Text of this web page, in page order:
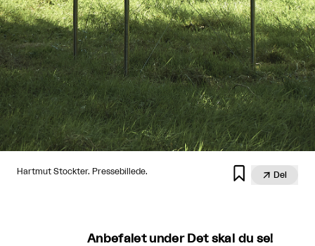
Hartmut Stockter. Pressebillede.   Del
Anbefalet under Det skal du se!